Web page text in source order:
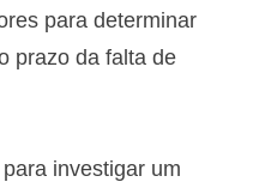
para determinar
prazo da falta de
investigar um